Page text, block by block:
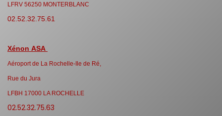
LFRV 56250 MONTERBLANC
02.52.32.75.61
Xénon ASA
Aéroport de La Rochelle-Ile de Ré,
Rue du Jura
LFBH 17000 LA ROCHELLE
02.52.32.75.63